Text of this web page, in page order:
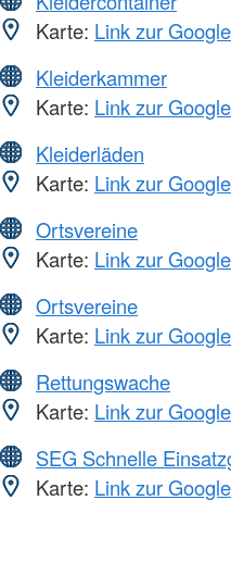
Karte: Link zur
Kleiderkammer
Karte: Link zur
Kleiderläden
Karte: Link zur
Ortsvereine
Karte: Link zur
Ortsvereine
Karte: Link zur
Rettungswache
Karte: Link zur
SEG Schnelle
Karte: Link zur